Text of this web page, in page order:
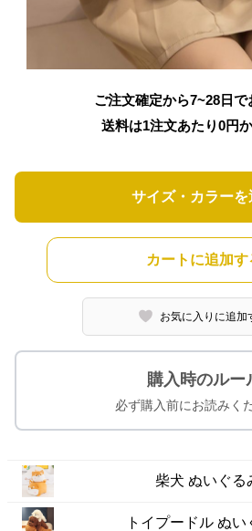
ご注文確定から7~28日で
送料は1注文あたり0円
サイズ・カラーを
カートに追加す
お気に入りに追加
購入時のルー
必ず購入前にお読みく
柴犬 ぬいぐる
トイプードル ぬい